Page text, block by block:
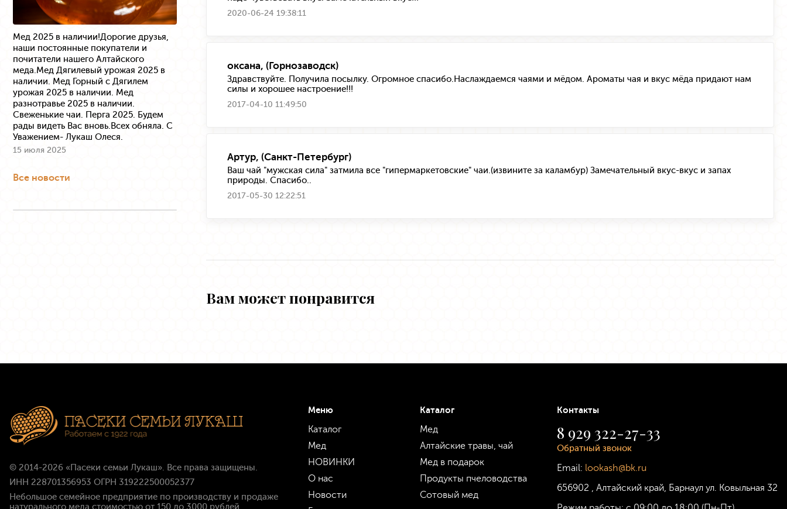
Мед 2025 в наличии!Дорогие друзья,
наши постоянные покупатели и
почитатели нашего Алтайского
меда.Мед Дягилевый урожая 2025 в
наличии. Мед Горный с Дягилем
урожая 2025 в наличии. Мед
разнотравье 2025 в наличии.
Свеженькие чаи. Перга 2025. Будем
рады видеть Вас вновь.Всех обняла. С
Уважением- Лукаш Олеся.
15 июля 2025
Все новости
2020-06-24 19:38:11
оксана, (Горнозаводск)
Здравствуйте. Получила посылку. Огромное спасибо.Наслаждаемся чаями и мёдом. Ароматы чая и вкус мёда придают нам
силы и хорошее настроение!!!
2017-04-10 11:49:50
Артур, (Санкт-Петербург)
Ваш чай "мужская сила" затмила все "гипермаркетовские" чаи.(извините за каламбур) Замечательный вкус-вкус и запах
природы. Спасибо..
2017-05-30 12:22:51
Вам может понравится
© 2014-2026 «Пасеки семьи Лукаш». Все права защищены.
ИНН 228701356953 ОГРН 319222500052377
Небольшое семейное предприятие по производству и продаже
натурального меда стоимостью от 150 до 3000 рублей
Меню
Каталог
Мед
НОВИНКИ
О нас
Новости
Каталог
Мед
Алтайские травы, чай
Мед в подарок
Продукты пчеловодства
Сотовый мед
Контакты
8 929 322-27-33
Обратный звонок
Email: lookash@bk.ru
656902 , Алтайский край, Барнаул ул. Ковыльная 32